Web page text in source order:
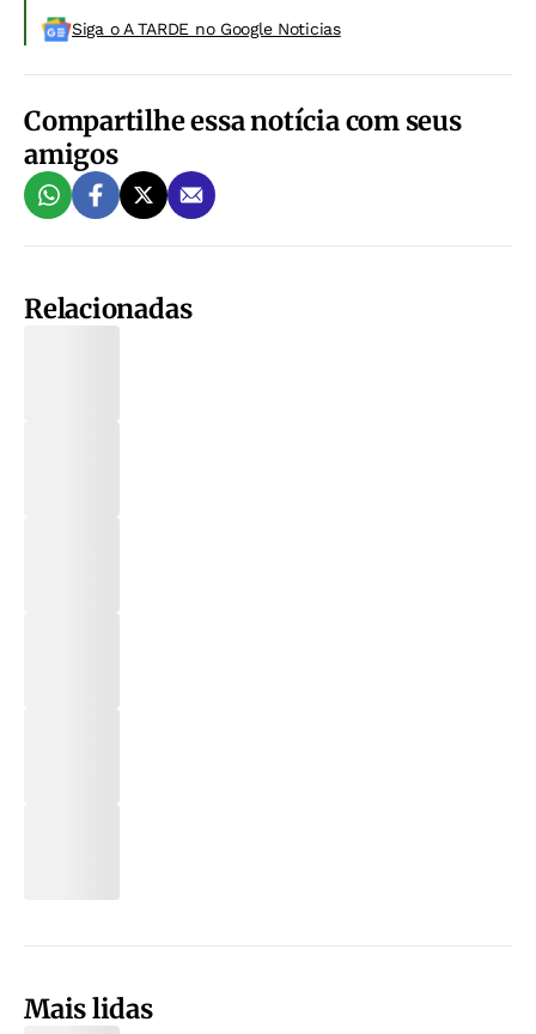
Siga o A TARDE no Google Noticias
Compartilhe essa notícia com seus
amigos
Relacionadas
Mais lidas